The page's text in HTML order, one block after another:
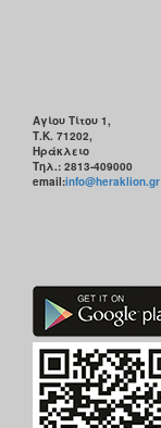
Αγίου Τίτου 1,
Τ.Κ. 71202,
Ηράκλειο
Τηλ.: 2813-409000
email:info@heraklion.gr